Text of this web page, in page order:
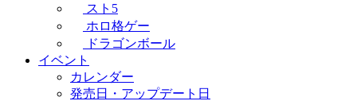
スト5
ホロ格ゲー
ドラゴンボール
イベント
カレンダー
発売日・アップデート日